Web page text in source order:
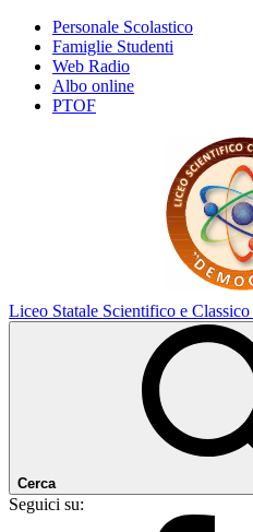
Personale Scolastico
Famiglie Studenti
Web Radio
Albo online
PTOF
Liceo Statale Scientifico e Classico
Cerca
Seguici su: